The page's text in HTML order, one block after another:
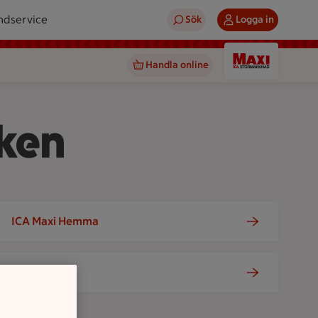
Sök Logga in
Handla online
ICA Maxi Hemma